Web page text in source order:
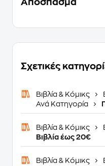
Απόσπασμα
Σχετικές
Βιβλία & Κόμικς
Ανά Κατηγορία
Βιβλία & Κόμικς
Βιβλία έως 20€
Βιβλία & Κόμικς